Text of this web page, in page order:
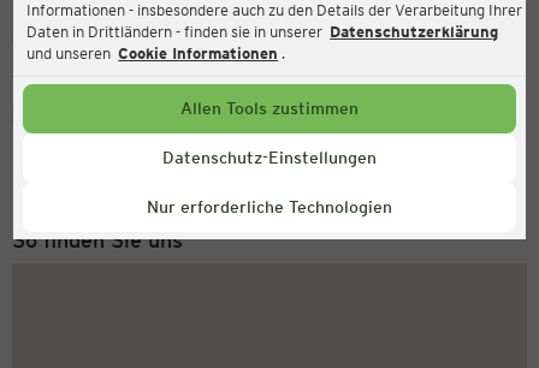
Informationen - insbesondere auch zu den Details der Verarbeitung Ihrer
Daten in Drittländern - finden sie in unserer Datenschutzerklärung
und unseren Cookie Informationen .
Allen Tools zustimmen
Datenschutz-Einstellungen
Nur erforderliche Technologien
Aktuell:
Geschlossen
Service Hotline
+49 (0) 2546 / 98 999 98
So finden Sie uns